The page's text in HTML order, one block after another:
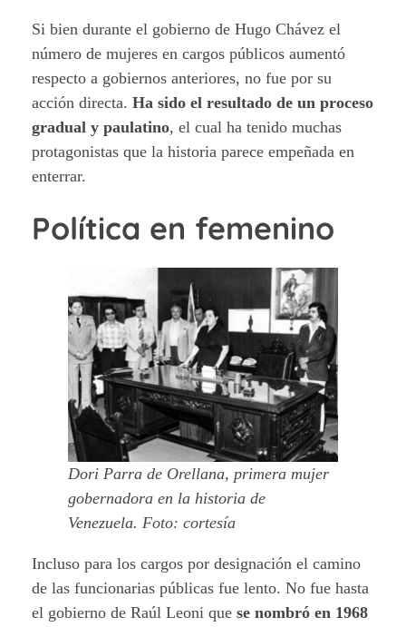
Si bien durante el gobierno de Hugo Chávez el
número de mujeres en cargos públicos aumentó
respecto a gobiernos anteriores, no fue por su
acción directa. Ha sido el resultado de un proceso
gradual y paulatino, el cual ha tenido muchas
protagonistas que la historia parece empeñada en
enterrar.
Política en femenino
Dori Parra de Orellana, primera mujer
gobernadora en la historia de
Venezuela. Foto: cortesía
Incluso para los cargos por designación el camino
de las funcionarias públicas fue lento. No fue hasta
el gobierno de Raúl Leoni que se nombró en 1968